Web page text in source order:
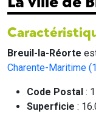
Breuil-la-Réorte
Charente-Maritime
Code Postal :
Superficie :